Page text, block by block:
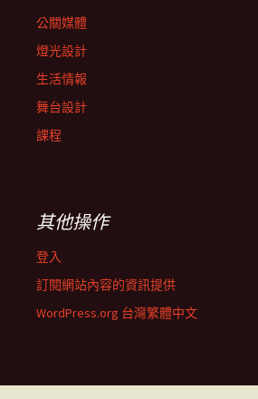
公關媒體
燈光設計
生活情報
舞台設計
課程
其他操作
登入
訂閱網站內容的資訊提供
WordPress.org 台灣繁體中文